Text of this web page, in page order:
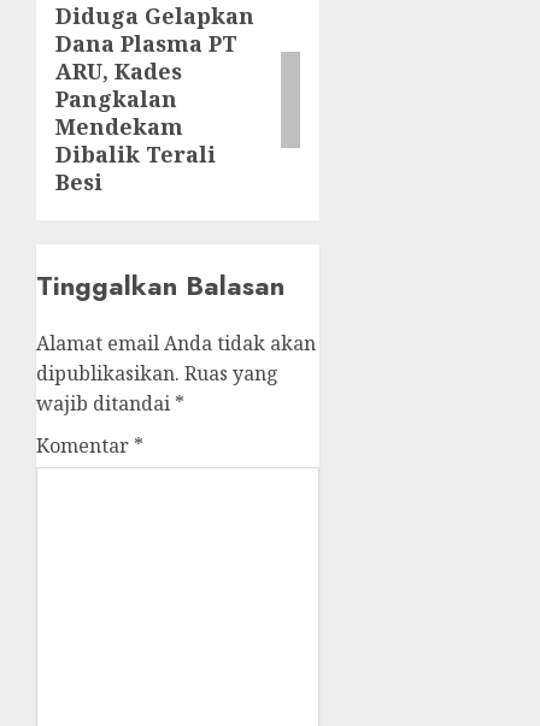
Next
post:
Diduga Gelapkan
Dana Plasma PT
ARU, Kades
Pangkalan
Mendekam
Dibalik Terali
Besi
Tinggalkan Balasan
Alamat email Anda tidak akan
dipublikasikan. Ruas yang
wajib ditandai *
Komentar *